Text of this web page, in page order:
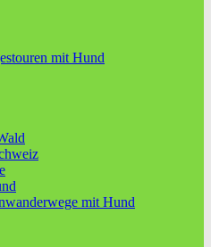
mit Hund
mit Hund